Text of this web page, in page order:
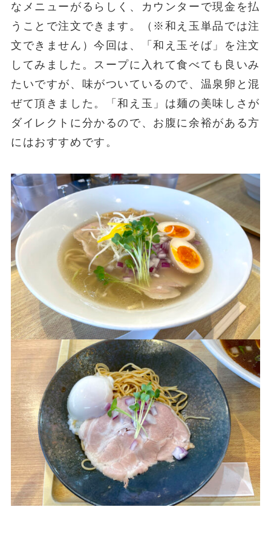
なメニューがるらしく、カウンターで現金を払
うことで注文できます。（※和え玉単品では注
文できません）今回は、「和え玉そば」を注文
してみました。スープに入れて食べても良いみ
たいですが、味がついているので、温泉卵と混
ぜて頂きました。「和え玉」は麺の美味しさが
ダイレクトに分かるので、お腹に余裕がある方
にはおすすめです。